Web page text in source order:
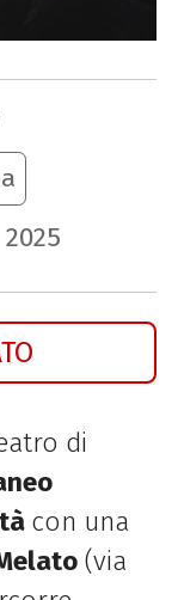
2025
di
con una
(via